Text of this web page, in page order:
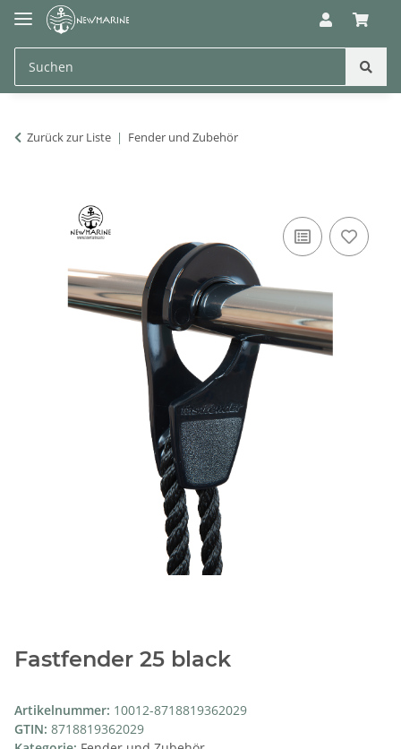
Zurück zur Liste Fender und Zubehör
Fastfender 25 black
Artikelnummer: 10012-8718819362029
GTIN: 8718819362029